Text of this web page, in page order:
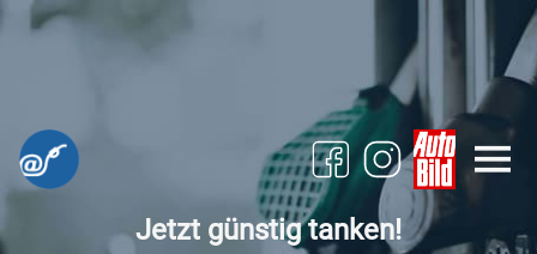
Jetzt günstig tanken!